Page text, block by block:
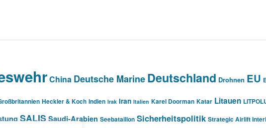
China Deutsche MarineDeutschland Drohnen EU
Heckler & Koch Indien Irak Iran Italien Karel Doorman Katar Litauen
SALIS Saudi-Arabien Seebataillon Sicherheitspolitik Strategic Airlift